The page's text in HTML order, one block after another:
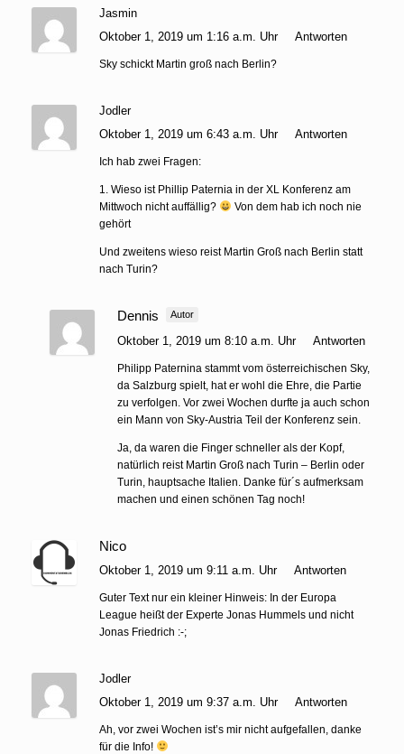
Jasmin
Oktober 1, 2019 um 1:16 a.m. Uhr
Antworten
Sky schickt Martin groß nach Berlin?
Jodler
Oktober 1, 2019 um 6:43 a.m. Uhr
Antworten
Ich hab zwei Fragen:
1. Wieso ist Phillip Paternia in der XL Konferenz am
Mittwoch nicht auffällig?
Von dem hab ich noch nie
gehört
Und zweitens wieso reist Martin Groß nach Berlin statt
nach Turin?
Dennis Autor
Oktober 1, 2019 um 8:10 a.m. Uhr Antworten
Philipp Paternina stammt vom österreichischen Sky,
da Salzburg spielt, hat er wohl die Ehre, die Partie
zu verfolgen. Vor zwei Wochen durfte ja auch schon
ein Mann von Sky-Austria Teil der Konferenz sein.
Ja, da waren die Finger schneller als der Kopf,
natürlich reist Martin Groß nach Turin – Berlin oder
Turin, hauptsache Italien. Danke für´s aufmerksam
machen und einen schönen Tag noch!
Nico
Oktober 1, 2019 um 9:11 a.m. Uhr Antworten
Guter Text nur ein kleiner Hinweis: In der Europa
League heißt der Experte Jonas Hummels und nicht
Jonas Friedrich :-;
Jodler
Oktober 1, 2019 um 9:37 a.m. Uhr
Antworten
Ah, vor zwei Wochen ist’s mir nicht aufgefallen, danke
für die Info!